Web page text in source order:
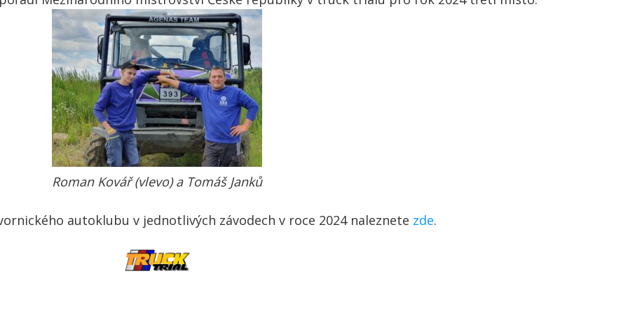
Roman Kovář (vlevo) a Tomáš Janků
autoklubu v jednotlivých závodech v roce 2024 naleznete zde.